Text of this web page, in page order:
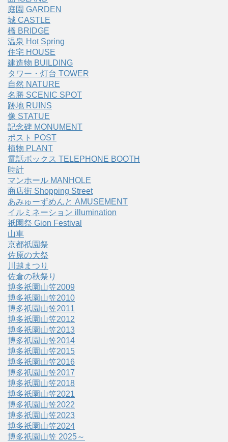
庭園 GARDEN
城 CASTLE
橋 BRIDGE
温泉 Hot Spring
住宅 HOUSE
建造物 BUILDING
タワー・灯台 TOWER
自然 NATURE
名勝 SCENIC SPOT
跡地 RUINS
像 STATUE
記念碑 MONUMENT
ポスト POST
植物 PLANT
電話ボックス TELEPHONE BOOTH
時計
マンホール MANHOLE
商店街 Shopping Street
あみゅーずめんと AMUSEMENT
イルミネーション illumination
祇園祭 Gion Festival
山車
京都祇園祭
佐原の大祭
川越まつり
佐倉の秋祭り
博多祇園山笠2009
博多祇園山笠2010
博多祇園山笠2011
博多祇園山笠2012
博多祇園山笠2013
博多祇園山笠2014
博多祇園山笠2015
博多祇園山笠2016
博多祇園山笠2017
博多祇園山笠2018
博多祇園山笠2021
博多祇園山笠2022
博多祇園山笠2023
博多祇園山笠2024
博多祇園山笠 2025～